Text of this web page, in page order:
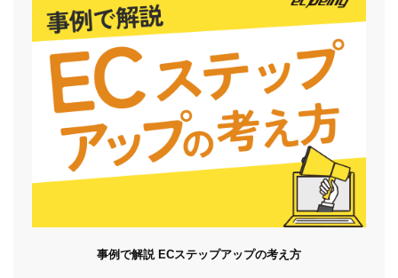
事例で解説 ECステップアップの考え方